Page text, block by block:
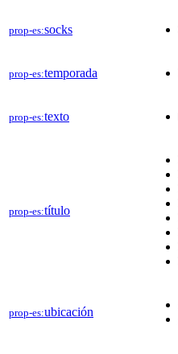
prop-es:socks
prop-es:temporada
prop-es:texto
prop-es:título
prop-es:ubicación